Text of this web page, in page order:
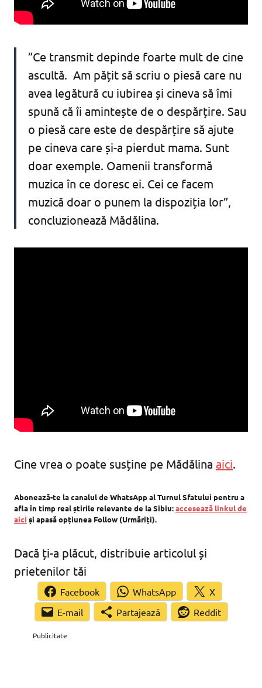
”Ce transmit depinde foarte mult de cine
ascultă. Am pățit să scriu o piesă care nu
avea legătură cu iubirea și cineva să îmi
spună că îi amintește de o despărțire. Sau
o piesă care este de despărțire să ajute
pe cineva care și-a pierdut mama. Sunt
doar exemple. Oamenii transformă
muzica în ce doresc ei. Cei ce facem
muzică doar o punem la dispoziția lor”,
concluzionează Mădălina.
Cine vrea o poate susține pe Mădălina aici.
Abonează-te la canalul de WhatsApp al Turnul Sfatului pentru a
afla în timp real știrile relevante de la Sibiu:accesează linkul de
aici și apasă opțiunea Follow (Urmăriți).
Dacă ți-a plăcut, distribuie articolul și
prietenilor tăi
Facebook WhatsApp
X
Partajează
Reddit
Publicitate